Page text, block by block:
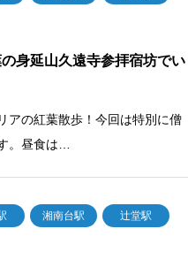
身延山久遠寺参拝宿坊でい
アの紅葉散歩！今回は特別に僧
。昼食は…
湘南台駅 辻堂駅